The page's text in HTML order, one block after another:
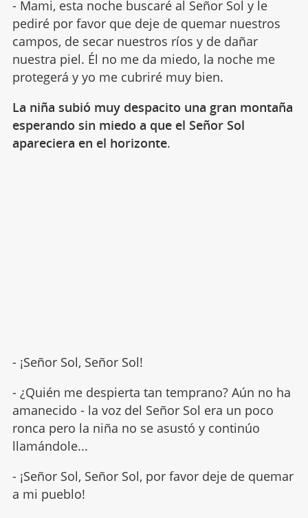
- Mami, esta noche buscaré al Señor Sol y le
pediré por favor que deje de quemar nuestros
campos, de secar nuestros ríos y de dañar
nuestra piel. Él no me da miedo, la noche me
protegerá y yo me cubriré muy bien.
La niña subió muy despacito una gran montaña
esperando sin miedo a que el Señor Sol
apareciera en el horizonte.
- ¡Señor Sol, Señor Sol!
- ¿Quién me despierta tan temprano? Aún no ha
amanecido - la voz del Señor Sol era un poco
ronca pero la niña no se asustó y continúo
llamándole...
- ¡Señor Sol, Señor Sol, por favor deje de quemar
a mi pueblo!